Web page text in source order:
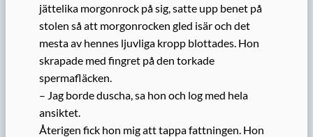
jättelika morgonrock på sig, satte upp benet på
stolen så att morgonrocken gled isär och det
mesta av hennes ljuvliga kropp blottades. Hon
skrapade med fingret på den torkade
spermafläcken.
– Jag borde duscha, sa hon och log med hela
ansiktet.
Återigen fick hon mig att tappa fattningen. Hon